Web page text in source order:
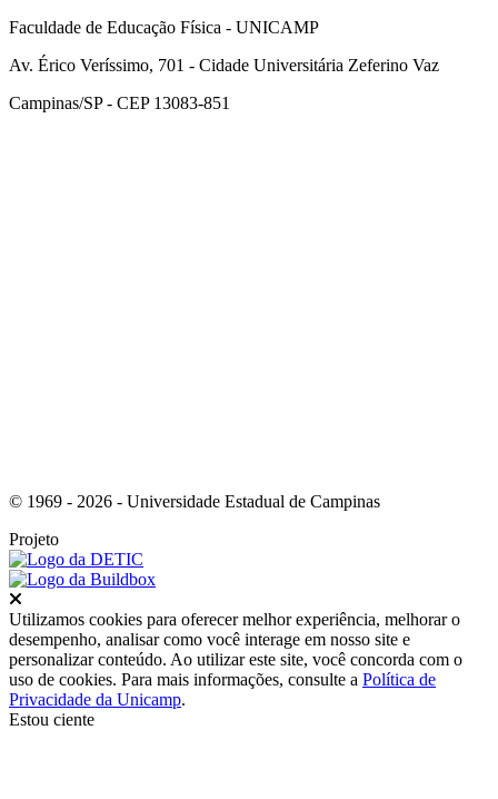
Faculdade de Educação Física - UNICAMP
Av. Érico Veríssimo, 701 - Cidade Universitária Zeferino Vaz
Campinas/SP - CEP 13083-851
© 1969 - 2026 - Universidade Estadual de Campinas
Projeto
Utilizamos cookies para oferecer melhor experiência, melhorar o
desempenho, analisar como você interage em nosso site e
personalizar conteúdo. Ao utilizar este site, você concorda com o
uso de cookies. Para mais informações, consulte a Política de
Privacidade da Unicamp.
Estou ciente